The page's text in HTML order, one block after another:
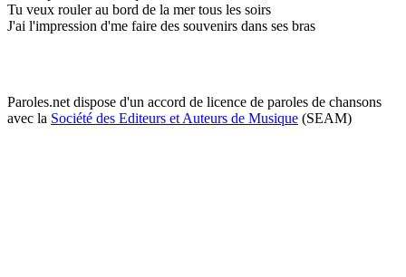
Tu veux rouler au bord de la mer tous les soirs
J'ai l'impression d'me faire des souvenirs dans ses bras
Paroles.net dispose d'un accord de licence de paroles de chansons
avec la Société des Editeurs et Auteurs de Musique (SEAM)